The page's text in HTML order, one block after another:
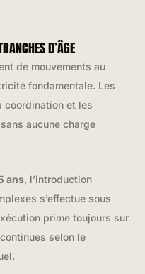
D’ÂGE
de mouvements au
fondamentale. Les
coordination et les
aucune charge
ans , l’introduction
s’effectue sous
prime toujours sur
selon le